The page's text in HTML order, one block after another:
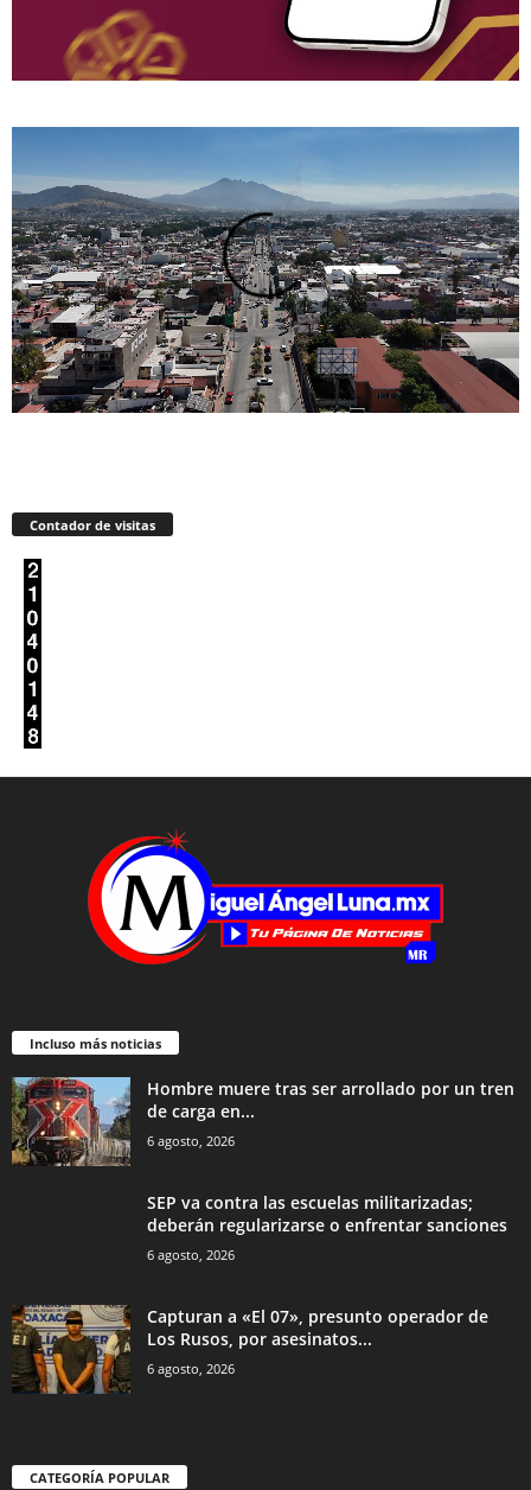
Contador de visitas
Incluso más noticias
Hombre muere tras ser arrollado por un tren
de carga en...
6 agosto, 2026
SEP va contra las escuelas militarizadas;
deberán regularizarse o enfrentar sanciones
6 agosto, 2026
Capturan a «El 07», presunto operador de
Los Rusos, por asesinatos...
6 agosto, 2026
CATEGORÍA POPULAR